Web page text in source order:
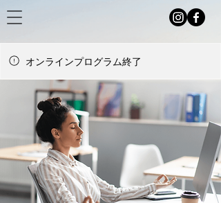
オンラインプログラム終了